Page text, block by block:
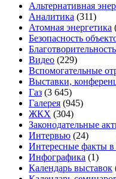
Альтернативная
Аналитика (311)
Атомная энергетика
Безопасность
Благотворительность
Видео (229)
Вспомогательные
Выставки,
Газ (3 645)
Галерея (945)
ЖКХ (304)
Законодательные
Интервью (24)
Интересные факты в
Инфографика (1)
Календарь выставок